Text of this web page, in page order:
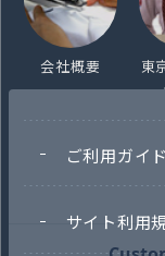
会社概要
東
ご利用ガイド
サイト利用